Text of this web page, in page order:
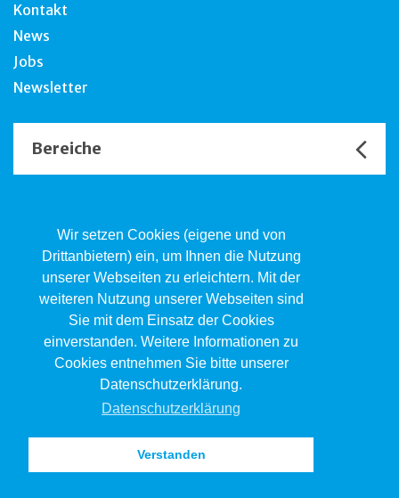
Wir setzen Cookies (eigene und von
Drittanbietern) ein, um Ihnen die Nutzung
unserer Webseiten zu erleichtern. Mit der
weiteren Nutzung unserer Webseiten sind
Sie mit dem Einsatz der Cookies
einverstanden. Weitere Informationen zu
Cookies entnehmen Sie bitte unserer
Datenschutzerklärung.
Datenschutzerklärung
Verstanden
Kontakt
News
Jobs
Newsletter
Bereiche
Kind.Jugend.Familie KJF
Poststrasse 2, Postfach, 4410 Liestal
061 551 17 77
kjf@jsw.swiss